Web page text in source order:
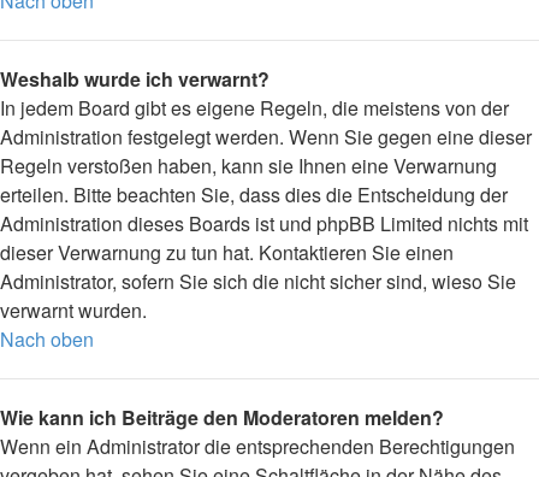
Weshalb wurde ich verwarnt?
In jedem Board gibt es eigene Regeln, die meistens von der
Administration festgelegt werden. Wenn Sie gegen eine dieser
Regeln verstoßen haben, kann sie Ihnen eine Verwarnung
erteilen. Bitte beachten Sie, dass dies die Entscheidung der
Administration dieses Boards ist und phpBB Limited nichts mit
dieser Verwarnung zu tun hat. Kontaktieren Sie einen
Administrator, sofern Sie sich die nicht sicher sind, wieso Sie
verwarnt wurden.
Nach oben
Wie kann ich Beiträge den Moderatoren melden?
Wenn ein Administrator die entsprechenden Berechtigungen